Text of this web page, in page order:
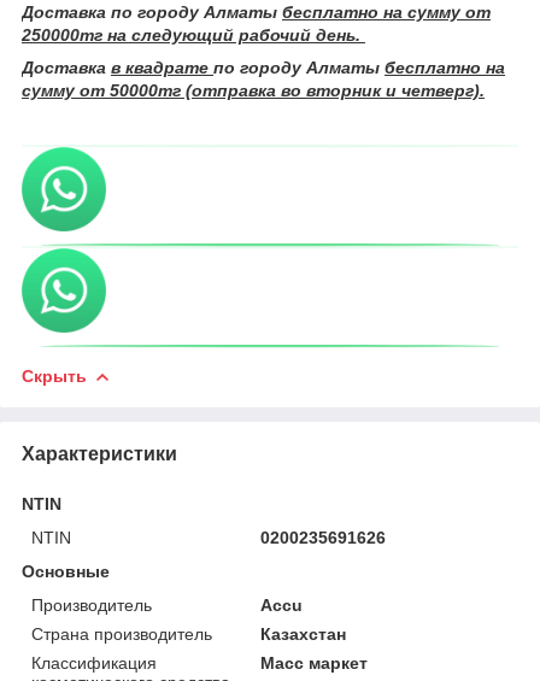
Доставка по городу Алматы бесплатно на сумму от
250000тг на следующий рабочий день.
Доставка в квадрате по городу Алматы бесплатно на
сумму от 50000тг (отправка во вторник и четверг).
Скрыть
Характеристики
NTIN
NTIN
0200235691626
Основные
Производитель
Accu
Страна производитель
Казахстан
Классификация
Масс маркет